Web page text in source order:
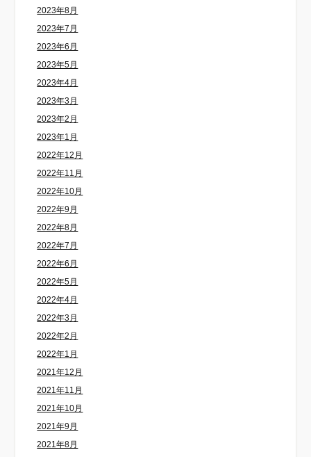
2023年8月
2023年7月
2023年6月
2023年5月
2023年4月
2023年3月
2023年2月
2023年1月
2022年12月
2022年11月
2022年10月
2022年9月
2022年8月
2022年7月
2022年6月
2022年5月
2022年4月
2022年3月
2022年2月
2022年1月
2021年12月
2021年11月
2021年10月
2021年9月
2021年8月